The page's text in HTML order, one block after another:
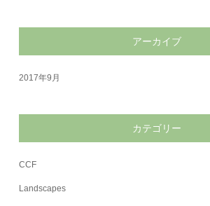
アーカイブ
2017年9月
カテゴリー
CCF
Landscapes